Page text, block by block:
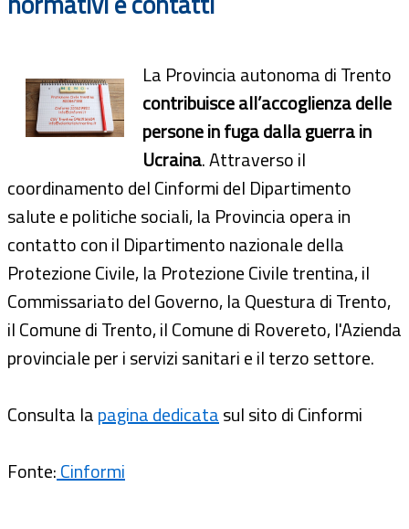
La Provincia autonoma di Trento
contribuisce all’accoglienza delle
persone in fuga dalla guerra in
Ucraina. Attraverso il
coordinamento del Cinformi del Dipartimento
salute e politiche sociali, la Provincia opera in
contatto con il Dipartimento nazionale della
Protezione Civile, la Protezione Civile trentina, il
Commissariato del Governo, la Questura di Trento,
il Comune di Trento, il Comune di Rovereto, l'Azienda
provinciale per i servizi sanitari e il terzo settore.
Consulta lapagina dedicatasul sito di Cinformi
Fonte:Cinformi